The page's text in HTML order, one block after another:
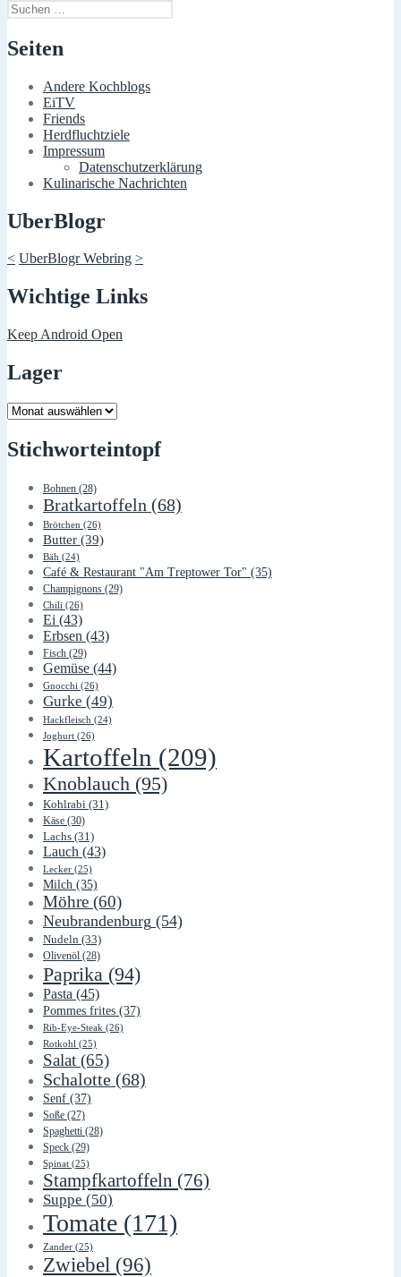
Suchen
nach:
Seiten
Andere Kochblogs
EiTV
Friends
Herdfluchtziele
Impressum
Datenschutzerklärung
Kulinarische Nachrichten
UberBlogr
< UberBlogr Webring >
Wichtige Links
Keep Android Open
Lager
Lager
Stichworteintopf
Bohnen (28)
Bratkartoffeln (68)
Brötchen (26)
Butter (39)
Bäh (24)
Café & Restaurant "Am Treptower Tor" (35)
Champignons (29)
Chili (26)
Ei (43)
Erbsen (43)
Fisch (29)
Gemüse (44)
Gnocchi (26)
Gurke (49)
Hackfleisch (24)
Joghurt (26)
Kartoffeln (209)
Knoblauch (95)
Kohlrabi (31)
Käse (30)
Lachs (31)
Lauch (43)
Lecker (25)
Milch (35)
Möhre (60)
Neubrandenburg (54)
Nudeln (33)
Olivenöl (28)
Paprika (94)
Pasta (45)
Pommes frites (37)
Rib-Eye-Steak (26)
Rotkohl (25)
Salat (65)
Schalotte (68)
Senf (37)
Soße (27)
Spaghetti (28)
Speck (29)
Spinat (25)
Stampfkartoffeln (76)
Suppe (50)
Tomate (171)
Zander (25)
Zwiebel (96)